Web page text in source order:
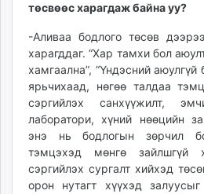
төсвөөс харагдаж байна уу?
-Аливаа бодлого төсөв
харагддаг. “Хар тамхи бол
хамгаална”, “Үндэсний
ярьчихаад, нөгөө талдаа
сэргийлэх санхүүжилт,
лаборатори, хүний нөөцийн
энэ нь бодлогын зөрчил
тэмцэхэд мөнгө зайлшгүй
сэргийлэх сургалт хийхэд
орон нутагт хүүхэд